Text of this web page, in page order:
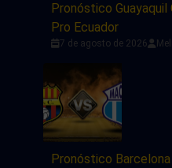
Pronóstico
Pro Ecuador
7 de agosto de 2026
Pronóstico